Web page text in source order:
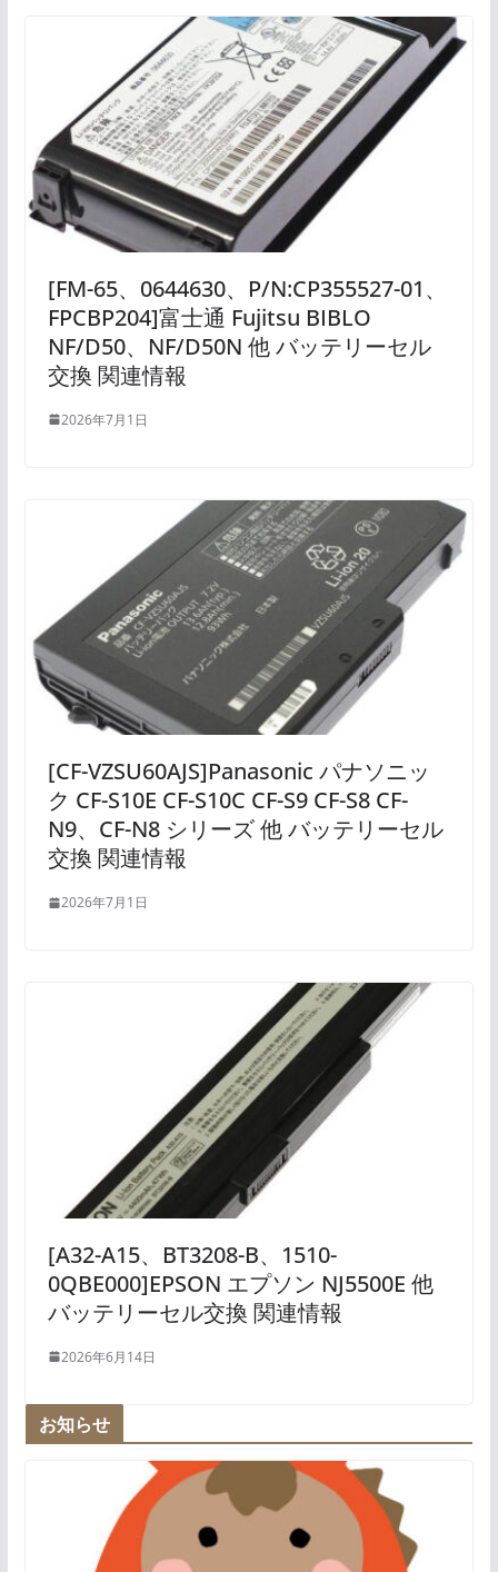
[FM-65、0644630、P/N:CP355527-01、
FPCBP204]富士通 Fujitsu BIBLO
NF/D50、NF/D50N 他 バッテリーセル
交換 関連情報
2026年7月1日
[CF-VZSU60AJS]Panasonic パナソニッ
ク CF-S10E CF-S10C CF-S9 CF-S8 CF-
N9、CF-N8 シリーズ 他 バッテリーセル
交換 関連情報
2026年7月1日
[A32-A15、BT3208-B、1510-
0QBE000]EPSON エプソン NJ5500E 他
バッテリーセル交換 関連情報
2026年6月14日
お知らせ